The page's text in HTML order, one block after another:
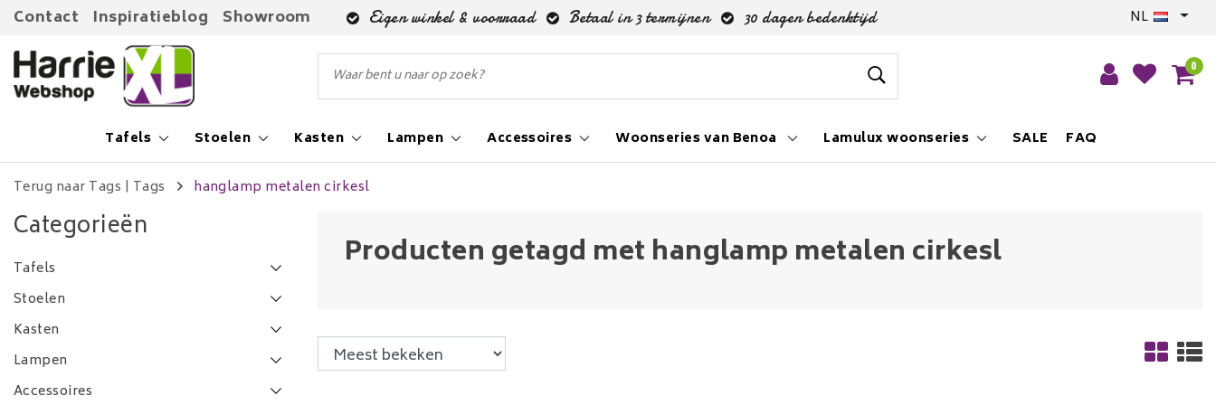
Contact Inspiratieblog Showroom Eigen winkel & voorraad Betaal in 3 termijnen 30 dagen bedenktijd NL
0
Tafels Stoelen Kasten Lampen Accessoires Woonseries van Benoa Lamulux woonseries SALE FAQ
Terug naar Tags | Tags hanglamp metalen cirkesl
Categorieën
Tafels
Stoelen
Kasten
Lampen
Accessoires
Producten getagd met hanglamp metalen cirkesl